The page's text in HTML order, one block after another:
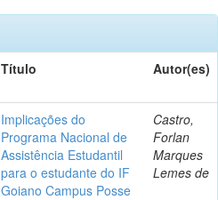
Título Autor(es)
Implicações do
Programa Nacional de
Assistência Estudantil
para o estudante do IF
Goiano Campus Posse
Castro,
Forlan
Marques
Lemes de